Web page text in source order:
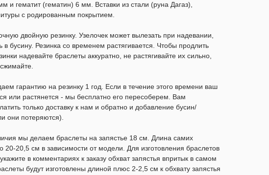
и гематит (гематин) 6 мм. Вставки из стали (руна Дагаз),
с родированным покрытием.
двойную резинку. Узелочек может вылезать при надевании,
в бусину. Резинка со временем растягивается. Чтобы продлить
надевайте браслеты аккуратно, не растягивайте их сильно,
гарантию на резинку 1 год. Если в течение этого времени ваш
или растянется - мы бесплатно его пересоберем. Вам
только доставку к нам и обратно и добавление бусин/
они потеряются).
мы делаем браслеты на запястье 18 см. Длина самих
20-20,5 см в зависимости от модели. Для изготовления браслетов
в комментариях к заказу обхват запястья впритык в самом
будут изготовлены длиной плюс 2-2,5 см к обхвату запястья